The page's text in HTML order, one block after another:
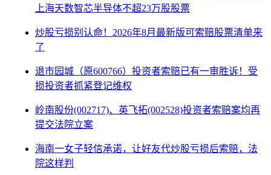
上海天数智芯半导体不超23万股股票
炒股亏损别认命！2026年8月最新版可索赔股票清单来
了
退市园城（原600766）投资者索赔已有一审胜诉！受
损投资者抓紧登记维权
岭南股份(002717)、英飞拓(002528)投资者索赔案均再
提交法院立案
海南一女子轻信承诺，让好友代炒股亏损后索赔，法
院这样判